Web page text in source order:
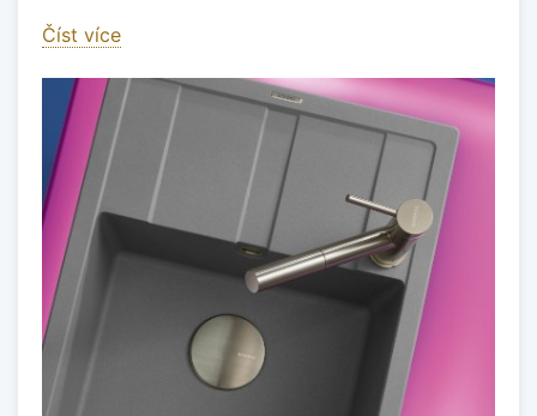
Číst více